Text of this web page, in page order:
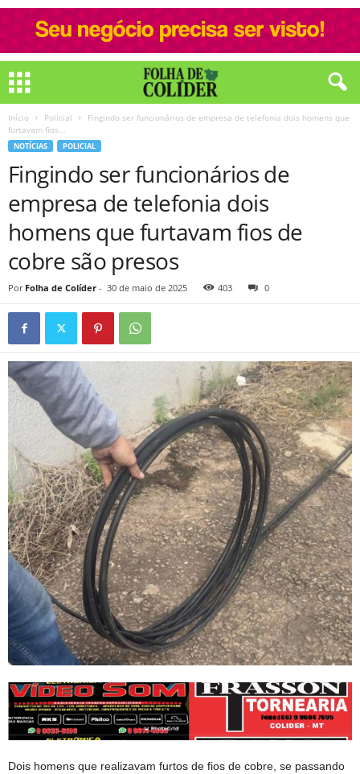
Início Policial
Fingindo ser funcionários de empresa de telefonia dois homens que
furtavam fios...
NOTÍCIAS POLICIAL
Fingindo ser funcionários de
empresa de telefonia dois
homens que furtavam fios de
cobre são presos
Por Folha de Colíder - 30 de maio de 2025 403 0
Dois homens que realizavam furtos de fios de cobre, se passando